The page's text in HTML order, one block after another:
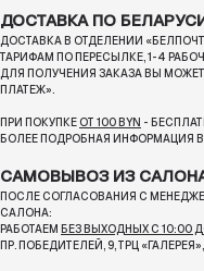
ДОСТАВКА ПО
ДОСТАВКА В ОТДЕЛЕНИИ
ТАРИФАМ ПО ПЕРЕСЫЛКЕ, 1-4
ДЛЯ ПОЛУЧЕНИЯ ЗАКАЗА ВЫ
ПЛАТЕЖ».
ПРИ ПОКУПКЕ ОТ 100 BYN -
БОЛЕЕ ПОДРОБНАЯ ИНФОРМАЦИЯ
САМОВЫВОЗ ИЗ
ПОСЛЕ СОГЛАСОВАНИЯ С
САЛОНА:
РАБОТАЕМ БЕЗ ВЫХОДНЫХ С 10:00
ПР. ПОБЕДИТЕЛЕЙ, 9, ТРЦ